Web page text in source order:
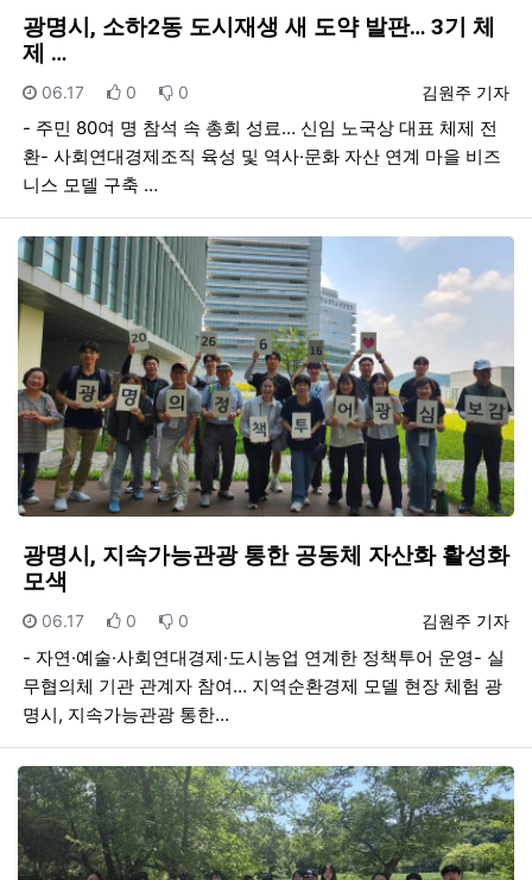
광명시, 소하2동 도시재생 새 도약 발판… 3기 체
제 …
등록자
김원주 기자
등록일
06.17 추천
0 비추천
0
- 주민 80여 명 참석 속 총회 성료… 신임 노국상 대표 체제 전
환- 사회연대경제조직 육성 및 역사·문화 자산 연계 마을 비즈
니스 모델 구축 …
광명시, 지속가능관광 통한 공동체 자산화 활성화
모색
등록자
김원주 기자
등록일
06.17 추천
0 비추천
0
- 자연·예술·사회연대경제·도시농업 연계한 정책투어 운영- 실
무협의체 기관 관계자 참여… 지역순환경제 모델 현장 체험 광
명시, 지속가능관광 통한…